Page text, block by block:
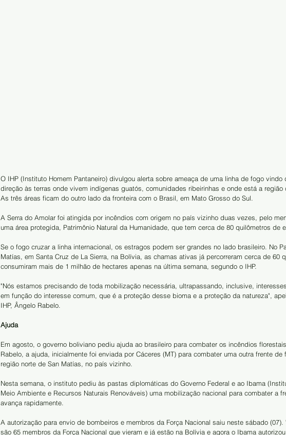
O IHP (Instituto Homem Pantaneiro) divulgou alerta sobre ameaça de uma linha de fogo vindo
direção às terras onde vivem indígenas guatós, comunidades ribeirinhas e onde está a região
As três áreas ficam do outro lado da fronteira com o Brasil, em Mato Grosso do Sul.
A Serra do Amolar foi atingida por incêndios com origem no país vizinho duas vezes, pelo
uma área protegida, Patrimônio Natural da Humanidade, que tem cerca de 80 quilômetros de
Se o fogo cruzar a linha internacional, os estragos podem ser grandes no lado brasileiro. No
Matías, em Santa Cruz de La Sierra, na Bolívia, as chamas ativas já percorreram cerca de 60
consumiram mais de 1 milhão de hectares apenas na última semana, segundo o IHP.
"Nós estamos precisando de toda mobilização necessária, ultrapassando, inclusive,
em função do interesse comum, que é a proteção desse bioma e a proteção da natureza",
IHP, Ângelo Rabelo.
Ajuda
Em agosto, o governo boliviano pediu ajuda ao brasileiro para combater os incêndios
Rabelo, a ajuda, inicialmente foi enviada por Cáceres (MT) para combater uma outra frente de
região norte de San Matías, no país vizinho.
Nesta semana, o instituto pediu às pastas diplomáticas do Governo Federal e ao Ibama
Meio Ambiente e Recursos Naturais Renováveis) uma mobilização nacional para combater a
avança rapidamente.
A autorização para envio de bombeiros e membros da Força Nacional saiu neste sábado (07).
são 65 membros da Força Nacional que vieram e já estão na Bolívia e agora o Ibama